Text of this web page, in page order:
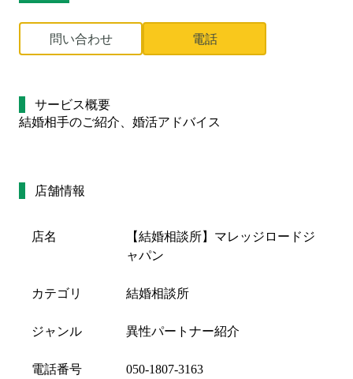
問い合わせ 電話
サービス概要
結婚相手のご紹介、婚活アドバイス
店舗情報
店名
【結婚相談所】マレッジロードジ
ャパン
カテゴリ 結婚相談所
ジャンル 異性パートナー紹介
電話番号 050-1807-3163